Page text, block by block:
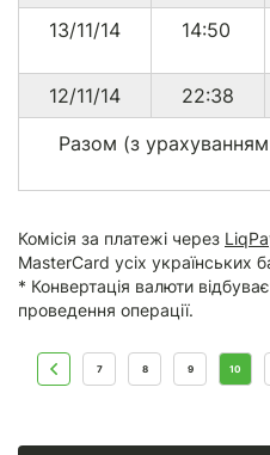
13/11/14
14:50
12/11/14
22:38
Разом (з урахуванням
Комісія за платежі через
MasterCard усіх українських
* Конвертація валюти
проведення операції.
7 8 9 10